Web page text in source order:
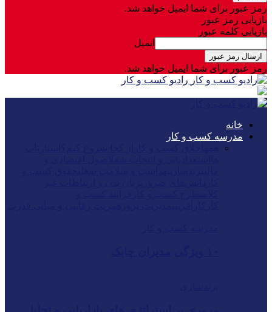
رمز عبور برای شما ایمیل خواهد شد.
بازیابی رمز عبور
بازیابی کلمه عبور
ایمیل
رمز عبور برای شما ایمیل خواهد شد.
رادیو کسب و کار
خانه
مدرسه کسب و کار